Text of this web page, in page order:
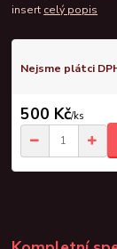
insert celý popis
Nejsme plátci
500 Kč/ks